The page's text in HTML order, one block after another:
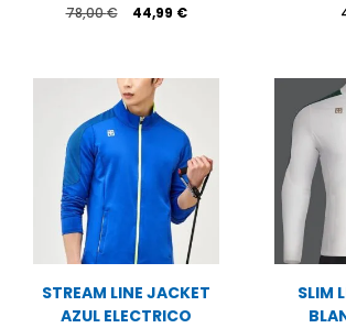
78,00€
El
78,00 €.
44,99 €El
STREAM LINE JACKET
AZUL ELECTRICO
SLIM